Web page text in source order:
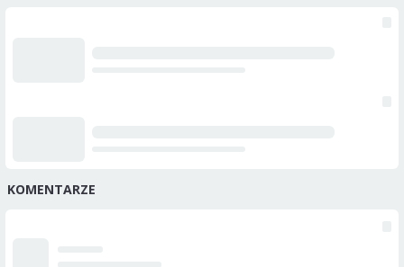
KOMENTARZE